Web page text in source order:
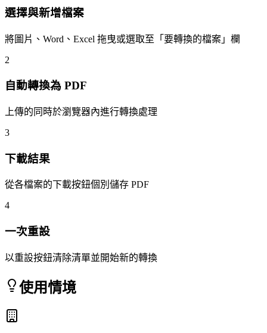
選擇與新增檔案
將圖片、Word、Excel 拖曳或選取至「要轉換的檔案」欄
2
自動轉換為 PDF
上傳的同時於瀏覽器內進行轉換處理
3
下載結果
從各檔案的下載按鈕個別儲存 PDF
4
一次重設
以重設按鈕清除清單並開始新的轉換
使用情境